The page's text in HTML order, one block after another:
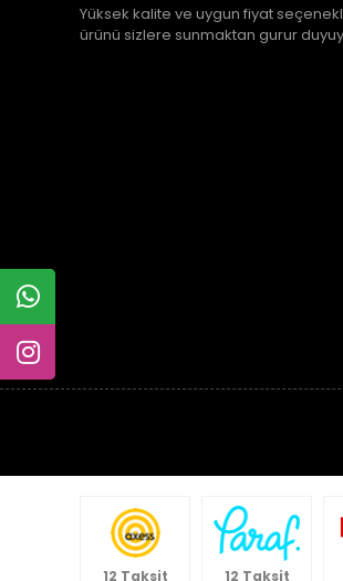
Yüksek kalite ve uygun fiyat
ürünü sizlere sunmaktan gurur
12 Taksit 12 Taksit